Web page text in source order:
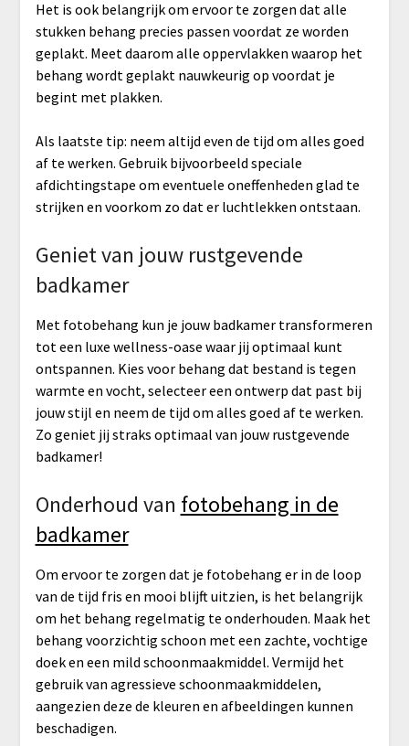
Het is ook belangrijk om ervoor te zorgen dat alle
stukken behang precies passen voordat ze worden
geplakt. Meet daarom alle oppervlakken waarop het
behang wordt geplakt nauwkeurig op voordat je
begint met plakken.
Als laatste tip: neem altijd even de tijd om alles goed
af te werken. Gebruik bijvoorbeeld speciale
afdichtingstape om eventuele oneffenheden glad te
strijken en voorkom zo dat er luchtlekken ontstaan.
Geniet van jouw rustgevende
badkamer
Met fotobehang kun je jouw badkamer transformeren
tot een luxe wellness-oase waar jij optimaal kunt
ontspannen. Kies voor behang dat bestand is tegen
warmte en vocht, selecteer een ontwerp dat past bij
jouw stijl en neem de tijd om alles goed af te werken.
Zo geniet jij straks optimaal van jouw rustgevende
badkamer!
Onderhoud van fotobehang in de
badkamer
Om ervoor te zorgen dat je fotobehang er in de loop
van de tijd fris en mooi blijft uitzien, is het belangrijk
om het behang regelmatig te onderhouden. Maak het
behang voorzichtig schoon met een zachte, vochtige
doek en een mild schoonmaakmiddel. Vermijd het
gebruik van agressieve schoonmaakmiddelen,
aangezien deze de kleuren en afbeeldingen kunnen
beschadigen.